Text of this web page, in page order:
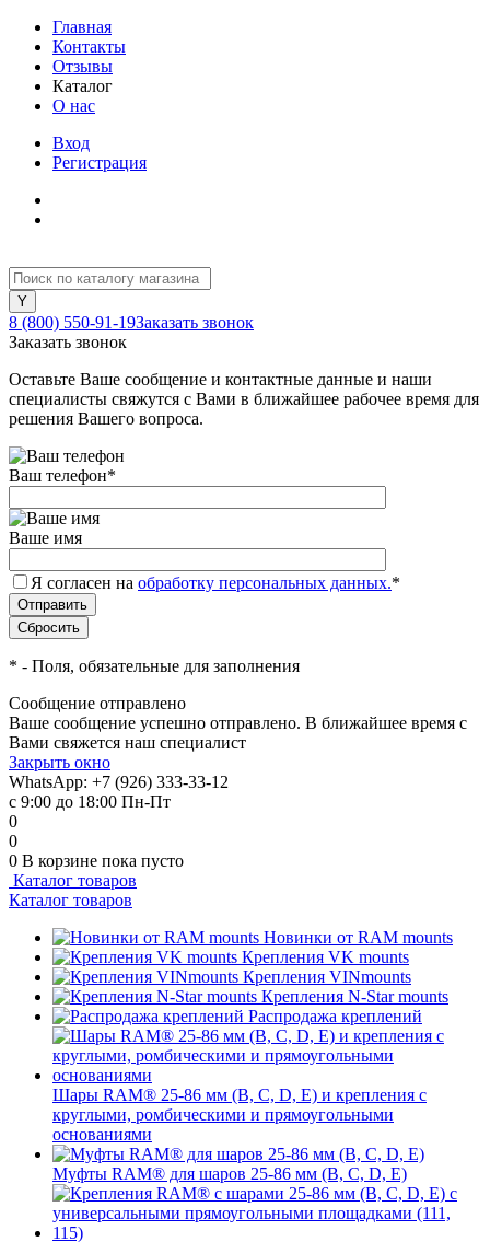
Главная
Контакты
Отзывы
Каталог
О нас
Вход
Регистрация
8 (800) 550-91-19Заказать звонок
Заказать звонок
Оставьте Ваше сообщение и контактные данные и наши
специалисты свяжутся с Вами в ближайшее рабочее время для
решения Вашего вопроса.
Ваш телефон*
Ваше имя
Я согласен на обработку персональных данных.*
* - Поля, обязательные для заполнения
Сообщение отправлено
Ваше сообщение успешно отправлено. В ближайшее время с
Вами свяжется наш специалист
Закрыть окно
WhatsApp: +7 (926) 333-33-12
с 9:00 до 18:00 Пн-Пт
0
0
0 В корзине пока пусто
Каталог товаров
Каталог товаров
Новинки от RAM mounts
Крепления VK mounts
Крепления VINmounts
Крепления N-Star mounts
Распродажа креплений
Шары RAM® 25-86 мм (B, C, D, E) и крепления с
круглыми, ромбическими и прямоугольными
основаниями
Муфты RAM® для шаров 25-86 мм (B, C, D, E)